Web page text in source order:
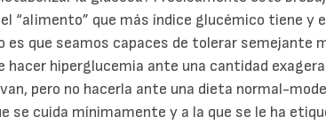
“alimento” que más índice glucémico tiene y
es que seamos capaces de tolerar semejante
hacer hiperglucemia ante una cantidad
pero no hacerla ante una dieta normal-
se cuida mínimamente y a la que se le ha